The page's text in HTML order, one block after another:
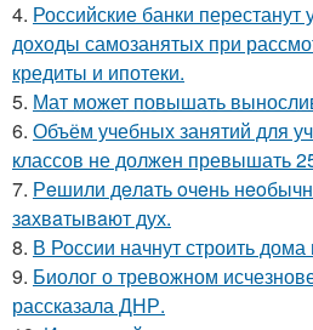
4. Российские банки
доходы самозанятых при
кредиты и ипотеки.
5. Мат может повышать
6. Объём учебных занятий для
классов не должен превышать
7. Рeшили дeлaть oчeнь
зaхвaтывaют дух.
8. В России начнут строить дома
9. Биолог о тревожном
рассказала ДНР.